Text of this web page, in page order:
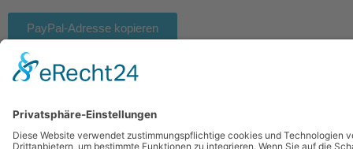
PayPal-Adresse kopieren
Spenden
Datenschutzerklärung